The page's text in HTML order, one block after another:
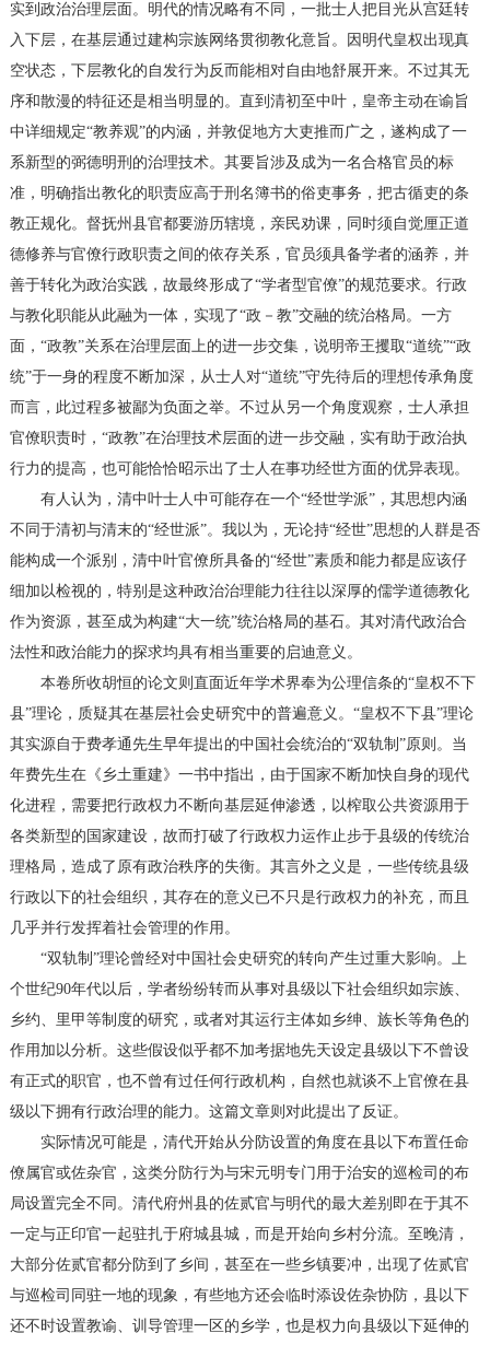
实到政治治理层面。明代的情况略有不同，一批士人把目光从宫廷转
入下层，在基层通过建构宗族网络贯彻教化意旨。因明代皇权出现真
空状态，下层教化的自发行为反而能相对自由地舒展开来。不过其无
序和散漫的特征还是相当明显的。直到清初至中叶，皇帝主动在谕旨
中详细规定“教养观”的内涵，并敦促地方大吏推而广之，遂构成了一
系新型的弼德明刑的治理技术。其要旨涉及成为一名合格官员的标
准，明确指出教化的职责应高于刑名簿书的俗吏事务，把古循吏的条
教正规化。督抚州县官都要游历辖境，亲民劝课，同时须自觉厘正道
德修养与官僚行政职责之间的依存关系，官员须具备学者的涵养，并
善于转化为政治实践，故最终形成了“学者型官僚”的规范要求。行政
与教化职能从此融为一体，实现了“政－教”交融的统治格局。一方
面，“政教”关系在治理层面上的进一步交集，说明帝王攫取“道统”“政
统”于一身的程度不断加深，从士人对“道统”守先待后的理想传承角度
而言，此过程多被鄙为负面之举。不过从另一个角度观察，士人承担
官僚职责时，“政教”在治理技术层面的进一步交融，实有助于政治执
行力的提高，也可能恰恰昭示出了士人在事功经世方面的优异表现。
有人认为，清中叶士人中可能存在一个“经世学派”，其思想内涵
不同于清初与清末的“经世派”。我以为，无论持“经世”思想的人群是否
能构成一个派别，清中叶官僚所具备的“经世”素质和能力都是应该仔
细加以检视的，特别是这种政治治理能力往往以深厚的儒学道德教化
作为资源，甚至成为构建“大一统”统治格局的基石。其对清代政治合
法性和政治能力的探求均具有相当重要的启迪意义。
本卷所收胡恒的论文则直面近年学术界奉为公理信条的“皇权不下
县”理论，质疑其在基层社会史研究中的普遍意义。“皇权不下县”理论
其实源自于费孝通先生早年提出的中国社会统治的“双轨制”原则。当
年费先生在《乡土重建》一书中指出，由于国家不断加快自身的现代
化进程，需要把行政权力不断向基层延伸渗透，以榨取公共资源用于
各类新型的国家建设，故而打破了行政权力运作止步于县级的传统治
理格局，造成了原有政治秩序的失衡。其言外之义是，一些传统县级
行政以下的社会组织，其存在的意义已不只是行政权力的补充，而且
几乎并行发挥着社会管理的作用。
“双轨制”理论曾经对中国社会史研究的转向产生过重大影响。上
个世纪90年代以后，学者纷纷转而从事对县级以下社会组织如宗族、
乡约、里甲等制度的研究，或者对其运行主体如乡绅、族长等角色的
作用加以分析。这些假设似乎都不加考据地先天设定县级以下不曾设
有正式的职官，也不曾有过任何行政机构，自然也就谈不上官僚在县
级以下拥有行政治理的能力。这篇文章则对此提出了反证。
实际情况可能是，清代开始从分防设置的角度在县以下布置任命
僚属官或佐杂官，这类分防行为与宋元明专门用于治安的巡检司的布
局设置完全不同。清代府州县的佐贰官与明代的最大差别即在于其不
一定与正印官一起驻扎于府城县城，而是开始向乡村分流。至晚清，
大部分佐贰官都分防到了乡间，甚至在一些乡镇要冲，出现了佐贰官
与巡检司同驻一地的现象，有些地方还会临时添设佐杂协防，县以下
还不时设置教谕、训导管理一区的乡学，也是权力向县级以下延伸的